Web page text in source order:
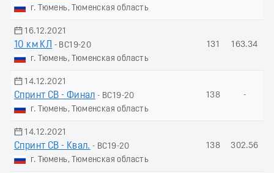
г. Тюмень, Тюменская область
16.12.2021
10 км КЛ
- ВС19-20
г. Тюмень, Тюменская область
131 163.34
14.12.2021
Спринт СВ - Финал - ВС19-20
г. Тюмень, Тюменская область
138 -
14.12.2021
Спринт СВ - Квал. - ВС19-20
г. Тюмень, Тюменская область
138 302.56